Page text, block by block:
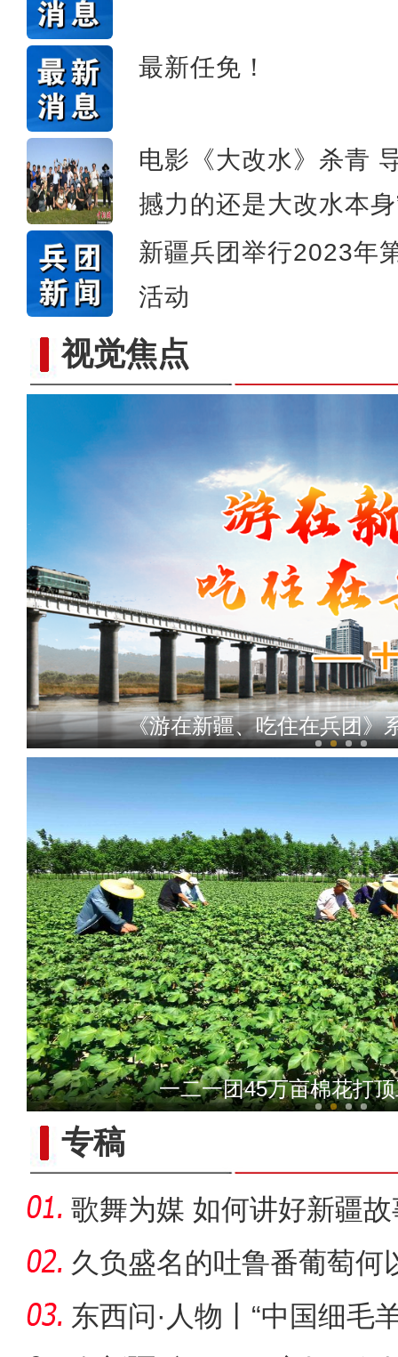
最新任免！
电影《大改水》杀青
撼力的还是大改水本身
新疆兵团举行2023年
活动
视觉焦点体验马术成为新疆兵团民众
《游在新疆、吃住在兵团》
电影《大改水》主演巩峥：
一二一团45万亩棉花打
专稿
歌舞为媒 如何讲好新疆
久负盛名的吐鲁番葡萄何
东西问·人物丨“中国细毛